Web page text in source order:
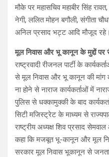
मौके पर महासचिव महाबीर सिंह
नेगी, ललित मोहन बगौली, संगीता
अनिल प्रसाद भट्ट आदि मौजूद रहे।
मूल निवास और भू कानून के मुद्दों पर
राष्ट्रवादी रीजनल पार्टी के
से मूल निवास और भू कानून की मांग
ना होने से नाराज कार्यकर्ताओं में
पुलिस से धक्कामुक्की के बाद
सिटी मजिस्ट्रेट के माध्यम से
राष्ट्रीय अध्यक्ष शिव प्रसाद
कहा कि मजबूत भू-कानून और मूल
सरकार मूल निवास भूकानून से